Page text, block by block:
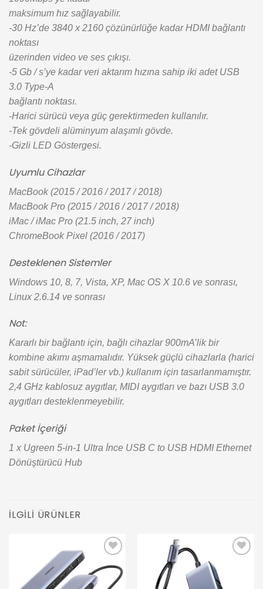
maksimum hız sağlayabilir.
-30 Hz’de 3840 x 2160 çözünürlüğe kadar HDMI bağlantı
noktası
üzerinden video ve ses çıkışı.
-5 Gb / s’ye kadar veri aktarım hızına sahip iki adet USB
3.0 Type-A
bağlantı noktası.
-Harici sürücü veya güç gerektirmeden kullanılır.
-Tek gövdeli alüminyum alaşımlı gövde.
-Gizli LED Göstergesi.
Uyumlu Cihazlar
MacBook (2015 / 2016 / 2017 / 2018)
MacBook Pro (2015 / 2016 / 2017 / 2018)
iMac / iMac Pro (21.5 inch, 27 inch)
ChromeBook Pixel (2016 / 2017)
Desteklenen Sistemler
Windows 10, 8, 7, Vista, XP, Mac OS X 10.6 ve sonrası,
Linux 2.6.14 ve sonrası
Not:
Kararlı bir bağlantı için, bağlı cihazlar 900mA’lik bir
kombine akımı aşmamalıdır. Yüksek güçlü cihazlarla (harici
sabit sürücüler, iPad’ler vb.) kullanım için tasarlanmamıştır.
2,4 GHz kablosuz aygıtlar, MIDI aygıtları ve bazı USB 3.0
aygıtları desteklenmeyebilir.
Paket İçeriği
1 x Ugreen 5-in-1 Ultra İnce USB C to USB HDMI Ethernet
Dönüştürücü Hub
İLGILI ÜRÜNLER
wishlist